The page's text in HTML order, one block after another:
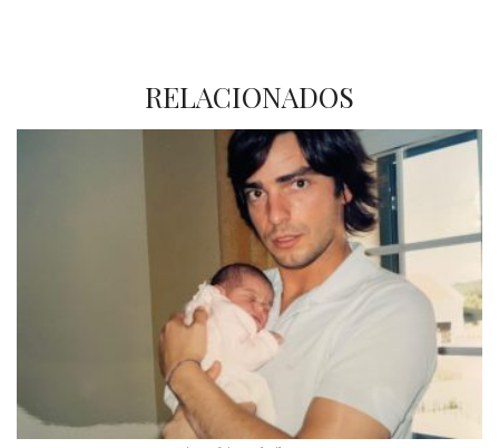
RELACIONADOS